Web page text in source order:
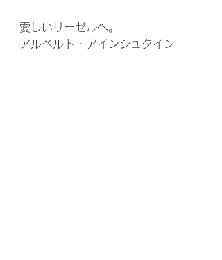
愛しいリーゼルへ。
アルベルト・アインシュタイン